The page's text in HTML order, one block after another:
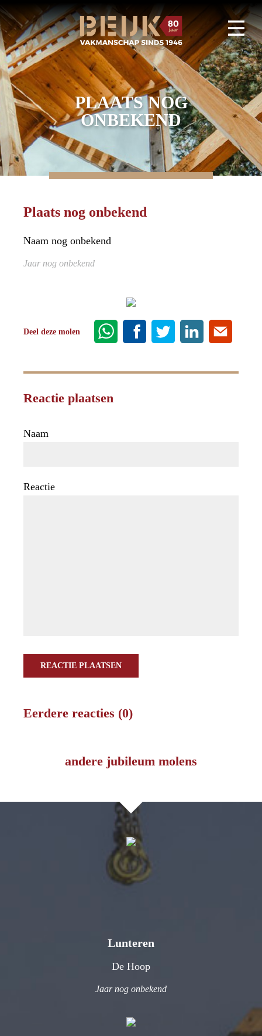
PLAATS NOG
ONBEKEND
Plaats nog onbekend
Naam nog onbekend
Jaar nog onbekend
Deel deze molen
Reactie plaatsen
Naam
Reactie
REACTIE PLAATSEN
Eerdere reacties (0)
andere jubileum molens
Lunteren
De Hoop
Jaar nog onbekend